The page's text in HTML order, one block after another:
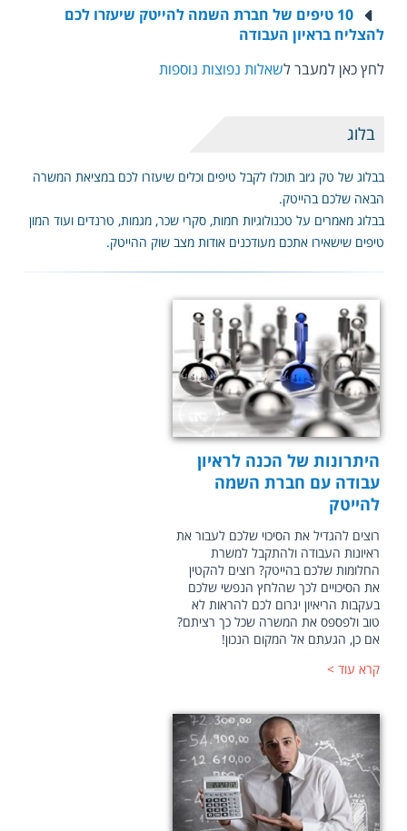
10 טיפים של חברת השמה להייטק שיעזרו לכם
להצליח בראיון העבודה
לחץ כאן למעבר לשאלות נפוצות נוספות
בלוג
בבלוג של טק ג׳וב תוכלו לקבל טיפים וכלים שיעזרו לכם במציאת המשרה
הבאה שלכם בהייטק.
בבלוג מאמרים על טכנולוגיות חמות, סקרי שכר, מגמות, טרנדים ועוד המון
טיפים שישאירו אתכם מעודכנים אודות מצב שוק ההייטק.
היתרונות של הכנה לראיון
עבודה עם חברת השמה
להייטק
רוצים להגדיל את הסיכוי שלכם לעבור את
ראיונות העבודה ולהתקבל למשרת
החלומות שלכם בהייטק? רוצים להקטין
את הסיכויים לכך שהלחץ הנפשי שלכם
בעקבות הריאיון יגרום לכם להראות לא
טוב ולפספס את המשרה שכל כך רציתם?
אם כן, הגעתם אל המקום הנכון!
קרא עוד